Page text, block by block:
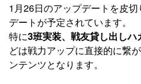
1月26日のアップデートを皮
デートが予定されています。
特に3班実装、戦友貸し出し
どは戦力アップに直接的に繋
ンテンツとなります。